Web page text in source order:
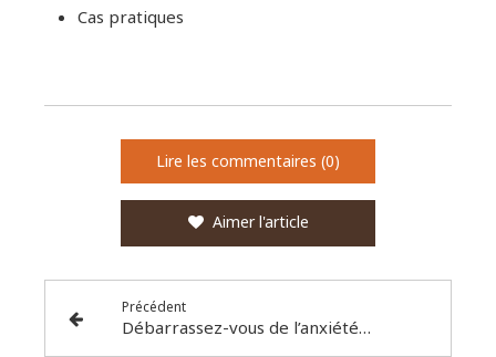
Cas pratiques
Lire les commentaires (0)
Aimer l'article
Précédent
Débarrassez-vous de l’anxiété chronique !